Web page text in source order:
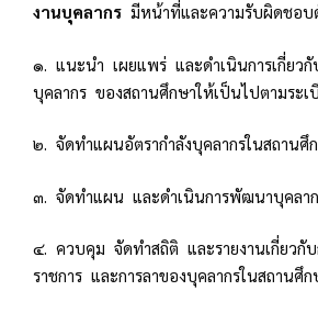
งานบุคลากร มีหน้าที่และความรับผิดชอบ
๑. แนะนำ เผยแพร่ และดำเนินการเกี่ยวกั
บุคลากร ของสถานศึกษาให้เป็นไปตามระเ
๒. จัดทำแผนอัตรากำลังบุคลากรในสถานศึ
๓. จัดทำแผน และดำเนินการพัฒนาบุคลา
๔. ควบคุม จัดทำสถิติ และรายงานเกี่ยวกับ
ราชการ และการลาของบุคลากรในสถานศึก